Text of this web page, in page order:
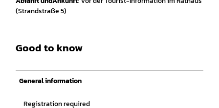
(Strandstraße 5)
Good to know
General information
Registration required